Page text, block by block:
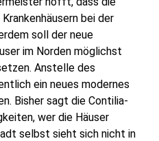
bei der
soll der neue
im Norden möglichst
Anstelle des
ein neues modernes
Bisher sagt die Contilia-
wer die Häuser
selbst sieht sich nicht in